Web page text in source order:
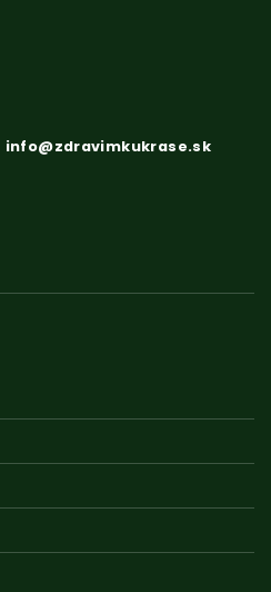
info@zdravimkukrase.sk